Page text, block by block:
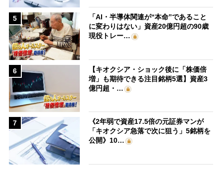
5
「AI・半導体関連が“本命”であること
に変わりはない」資産20億円超の90歳
現役トレー…
6
【キオクシア・ショック後に「株価倍
増」も期待できる注目銘柄5選】資産3
億円超・…
7
《2年弱で資産17.5倍の元証券マンが
「キオクシア急落で次に狙う」5銘柄を
公開》10…